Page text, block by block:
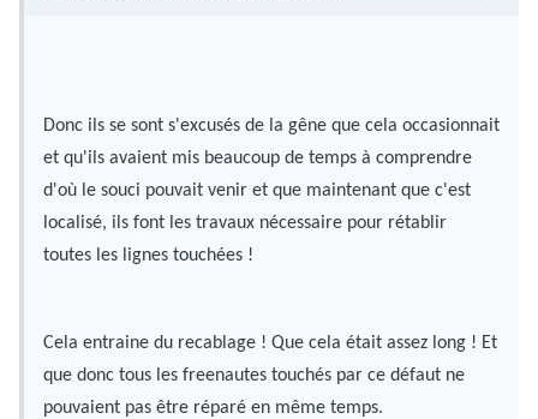
Donc ils se sont s'excusés de la gêne que cela occasionnait
et qu'ils avaient mis beaucoup de temps à comprendre
d'où le souci pouvait venir et que maintenant que c'est
localisé, ils font les travaux nécessaire pour rétablir
toutes les lignes touchées !
Cela entraine du recablage ! Que cela était assez long ! Et
que donc tous les freenautes touchés par ce défaut ne
pouvaient pas être réparé en même temps.